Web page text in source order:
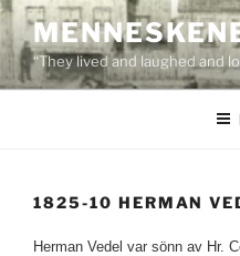
Skip
to
content“They lived and laughed and
1825-10 HERMAN
Herman Vedel var sönn av Hr.